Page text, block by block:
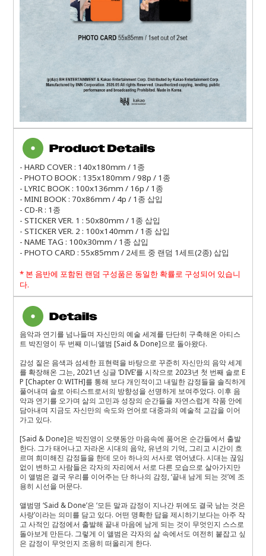
- HARD COVER : 140x180mm / 1종
- PHOTO BOOK : 135x180mm / 98p / 1종
- LYRIC BOOK : 100x136mm / 16p / 1종
- MINI BOOK : 70x86mm / 4p / 1종 삽입
- CD-R : 1종
- STICKER VER. 1 : 50x80mm / 1종 삽입
- STICKER VER. 2 : 100x140mm / 1종 삽입
- NAME TAG : 100x30mm / 1종 삽입
- PHOTO CARD : 55x85mm / 2세트 중 랜덤 1세트(2종) 삽입
* 본 음반에 포함된 랜덤 구성품은 동일한 확률로 구성되어 있습니
다.
음악과 연기를 넘나들며 자신만의 예술 세계를 단단히 구축해온 아티스
트 박진영이 두 번째 미니앨범 [Said & Done]으로 돌아왔다.
감성 짙은 음색과 섬세한 표현력을 바탕으로 꾸준히 자신만의 음악 세계
를 확장해온 그는, 2021년 싱글 ‘DIVE’를 시작으로 2023년 첫 번째 솔로 E
P [Chapter 0: WITH]를 통해 보다 개인적이고 내밀한 감정들을 솔직하게
풀어내며 솔로 아티스트로서의 방향성을 선명하게 보여주었다. 이후 음
악과 연기를 오가며 삶의 고민과 성장의 순간들을 자연스럽게 작품 안에
담아내며 지금도 자신만의 속도와 언어로 대중과의 예술적 교감을 이어
가고 있다.
[Said & Done]은 박진영이 오랫동안 마음속에 품어온 순간들에서 출발
한다. 그가 태어나고 자라온 시대의 음악, 유년의 기억, 그리고 시간이 흐
르며 희미해진 감정들을 한데 모아 하나의 서사로 엮어냈다. 시대는 끊임
없이 변하고 사람들은 각자의 자리에서 서로 다른 모습으로 살아가지만
이 앨범은 결국 우리를 이어주는 단 하나의 감정, ‘끝내 남게 되는 것’에 조
용히 시선을 머문다.
앨범명 ‘Said & Done’은 ‘모든 말과 감정이 지나간 뒤에도 결국 남는 것은
사랑’이라는 의미를 담고 있다. 어떤 명확한 답을 제시하기보다는 아주 작
고 사적인 감정에서 출발해 끝내 마음에 남게 되는 것이 무엇인지 스스로
돌아보게 만든다. 그렇게 이 앨범은 각자의 삶 속에서도 여전히 붙잡고 싶
은 감정이 무엇인지 조용히 떠올리게 한다.